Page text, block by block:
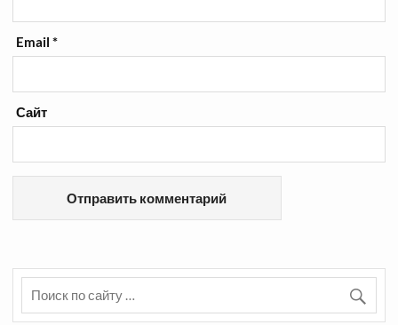
Email*
Сайт